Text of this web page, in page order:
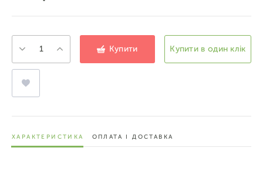
Купити Купити в один клік
ХАРАКТЕРИСТИКА ОПЛАТА І ДОСТАВКА